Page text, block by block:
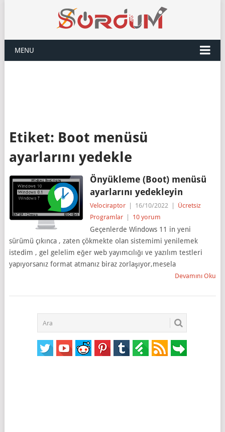
MENU
Etiket: Boot menüsü
ayarlarını yedekle
Önyükleme (Boot) menüsü
ayarlarını yedekleyin
Velociraptor 16/10/2022
Ücretsiz
Programlar
10 yorum
Geçenlerde Windows 11 in yeni
sürümü çıkınca , zaten çökmekte olan sistemimi yenilemek
istedim , gel gelelim eğer web yayımcılığı ve yazılım testleri
yapıyorsanız format atmanız biraz zorlaşıyor,mesela
Devamını Oku